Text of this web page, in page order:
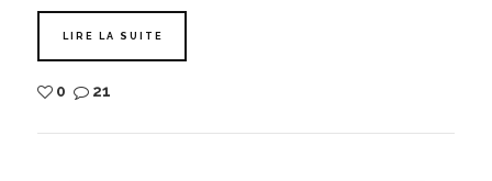
LIRE LA SUITE
0 21